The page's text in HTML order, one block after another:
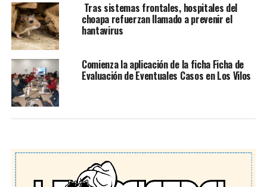
Tras sistemas frontales, hospitales del
choapa refuerzan llamado a prevenir el
hantavirus
Comienza la aplicación de la ficha Ficha de
Evaluación de Eventuales Casos en Los Vilos